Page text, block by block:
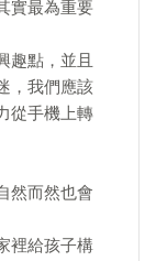
實最為重要
趣點，並且
，我們應該
從手機上轉
然而然也會
裡給孩子構